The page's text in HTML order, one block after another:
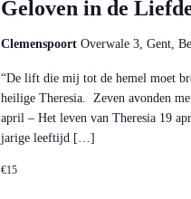
Geloven in de
Clemenspoort Overwale 3, Gent,
“De lift die mij tot de hemel moet
heilige Theresia. Zeven avonden
april – Het leven van Theresia 19
jarige leeftijd […]
€15